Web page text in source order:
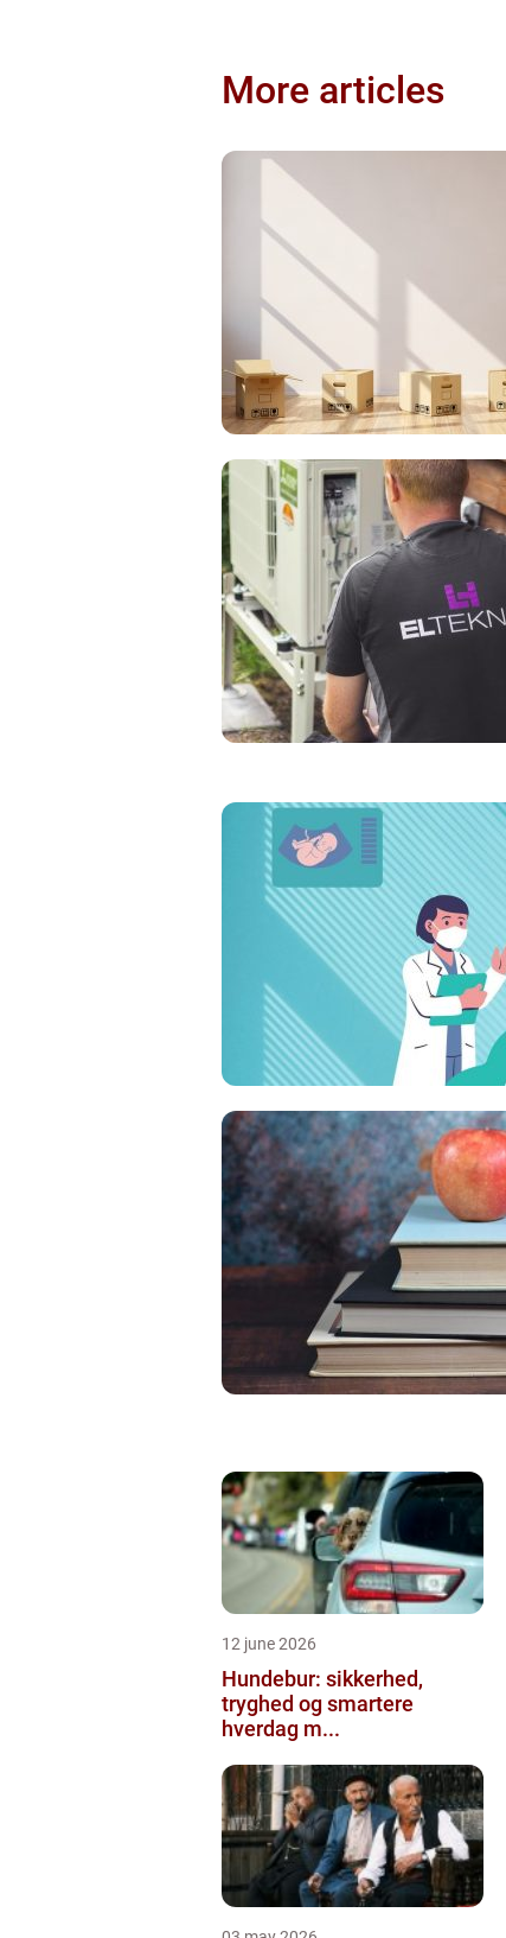
More articles
12 june 2026
Hundebur: sikkerhed,
tryghed og smartere
hverdag m...